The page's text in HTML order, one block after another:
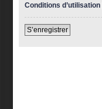
Conditions d’utilisation
S’enregistrer